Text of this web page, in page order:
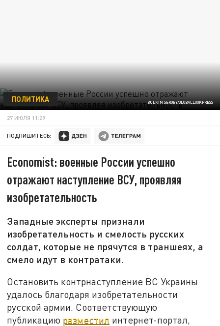
BULKIN SERGEY/GLOBALLOOKPRESS
ПОЛИТИКА
27 ИЮЛЯ 11:29
ПОДПИШИТЕСЬ:
Economist: военные России успешно
отражают наступление ВСУ, проявляя
изобретательность
Западные эксперты признали
изобретательность и смелость русских
солдат, которые не прячутся в траншеях, а
смело идут в контратаки.
Остановить контрнаступление ВС Украины
удалось благодаря изобретательности
русской армии. Соответствующую
публикацию разместил интернет-портал,